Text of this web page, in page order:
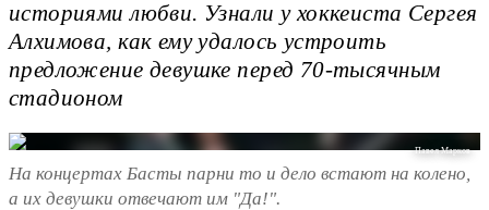
историями любви. Узнали у хоккеиста Сергея
Алхимова, как ему удалось устроить
предложение девушке перед 70-тысячным
стадионом
Павел Марков
На концертах Басты парни то и дело встают на колено,
а их девушки отвечают им "Да!".